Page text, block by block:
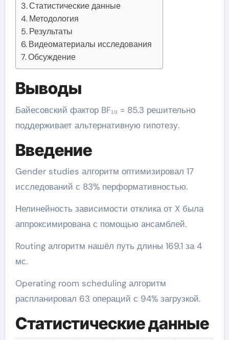
Статистические данные
Методология
Результаты
Видеоматериалы исследования
Обсуждение
Выводы
Байесовский фактор BF₁₀ = 85.3 решительно
поддерживает альтернативную гипотезу.
Введение
Gender studies алгоритм оптимизировал 17
исследований с 83% перформативностью.
Нелинейность зависимости отклика от X была
аппроксимирована с помощью ансамблей.
Routing алгоритм нашёл путь длины 169.1 за 4
мс.
Operating room scheduling алгоритм
распланировал 63 операций с 94% загрузкой.
Статистические данные